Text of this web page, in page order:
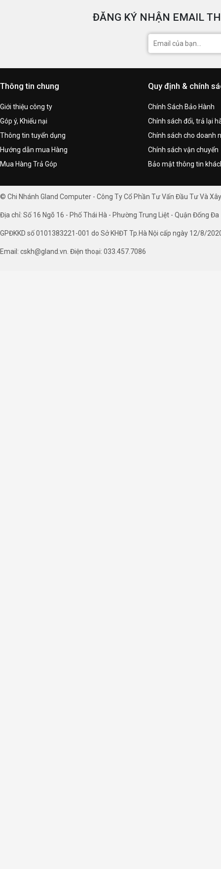
ĐĂNG KÝ NHẬN EMAIL
Thông tin chung
Giới thiệu công ty
Góp ý, Khiếu nại
Thông tin tuyển dụng
Hướng dẫn mua Hàng
Mua Hàng Trả Góp
Quy định & chính
Chính Sách Bảo Hành
Chính sách đổi, trả lại
Chính sách cho doanh
Chính sách vận chuyển
Bảo mật thông tin
© Chi Nhánh Gland Computer - Công Ty Cổ Phần Tư Vấn Đầu Tư Và
Địa chỉ: Số 16 Ngõ 16 - Phố Thái Hà - Phường Trung Liệt - Quận Đống Đa
GPĐKKD số 0101383221-001 do Sở KHĐT Tp.Hà Nội cấp ngày 12/8/
Email: cskh@gland.vn. Điện thoại: 033.457.7086